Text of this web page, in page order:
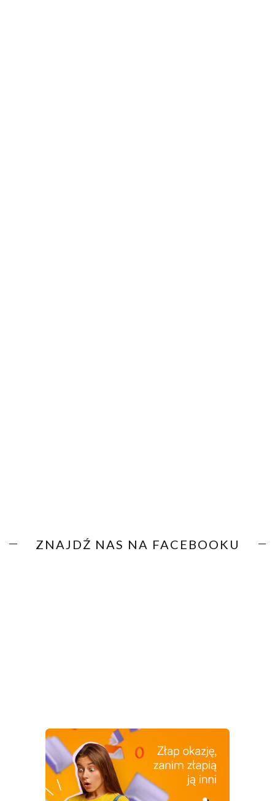
ZNAJDŹ NAS NA FACEBOOKU